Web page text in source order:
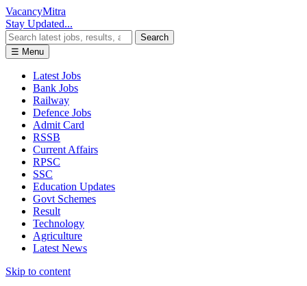
VacancyMitra
Stay Updated...
Search
☰ Menu
Latest Jobs
Bank Jobs
Railway
Defence Jobs
Admit Card
RSSB
Current Affairs
RPSC
SSC
Education Updates
Govt Schemes
Result
Technology
Agriculture
Latest News
Skip to content